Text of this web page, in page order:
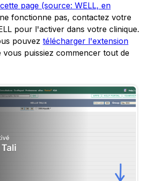
page (source: WELL, en
fonctionne pas, contactez votre
pour l'activer dans votre clinique.
pouvez télécharger l'extension
vous puissiez commencer tout de